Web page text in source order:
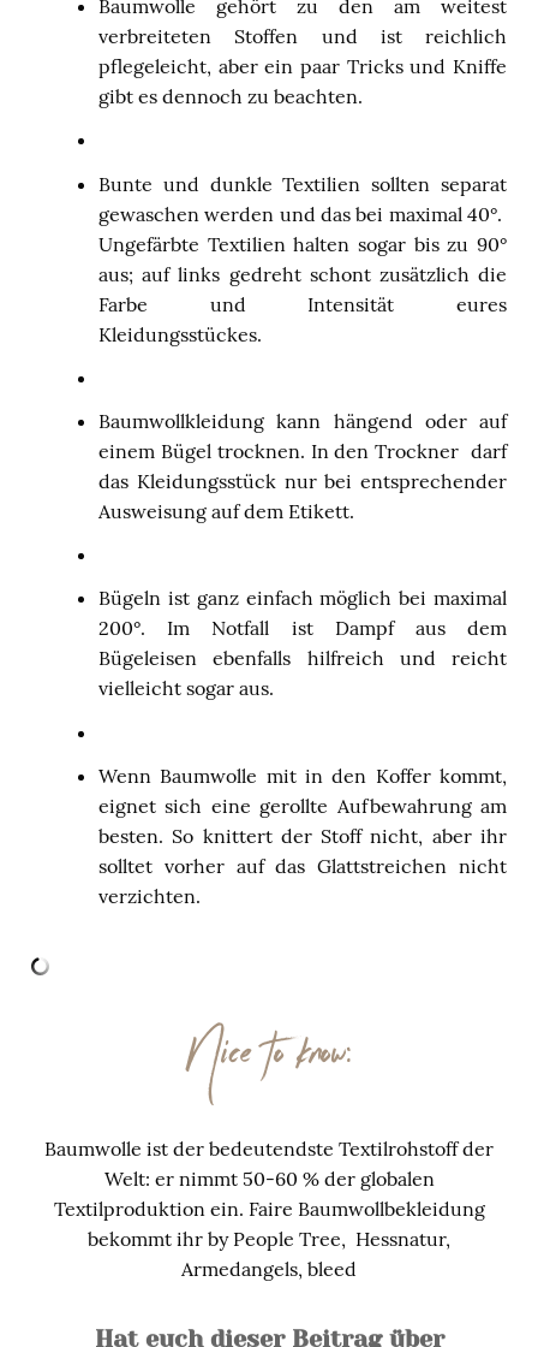
Baumwolle gehört zu den am weitest
verbreiteten Stoffen und ist reichlich
pflegeleicht, aber ein paar Tricks und Kniffe
gibt es dennoch zu beachten.
Bunte und dunkle Textilien sollten separat
gewaschen werden und das bei maximal 40°.
Ungefärbte Textilien halten sogar bis zu 90°
aus; auf links gedreht schont zusätzlich die
Farbe und Intensität eures
Kleidungsstückes.
Baumwollkleidung kann hängend oder auf
einem Bügel trocknen. In den Trockner darf
das Kleidungsstück nur bei entsprechender
Ausweisung auf dem Etikett.
Bügeln ist ganz einfach möglich bei maximal
200°. Im Notfall ist Dampf aus dem
Bügeleisen ebenfalls hilfreich und reicht
vielleicht sogar aus.
Wenn Baumwolle mit in den Koffer kommt,
eignet sich eine gerollte Aufbewahrung am
besten. So knittert der Stoff nicht, aber ihr
solltet vorher auf das Glattstreichen nicht
verzichten.
Nice to know:
Baumwolle ist der bedeutendste Textilrohstoff der
Welt: er nimmt 50-60 % der globalen
Textilproduktion ein. Faire Baumwollbekleidung
bekommt ihr by People Tree, Hessnatur,
Armedangels, bleed
Hat euch dieser Beitrag über